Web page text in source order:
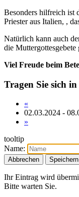
Besonders hilfreich ist
Priester aus Italien, ,
Natürlich kann auch
die Muttergottesgebete
Viel Freude beim
Tragen Sie sich
«
02.03.2024 -
»
tooltip
Name:
Abbrechen Speichern
Ihr Eintrag wird
Bitte warten Sie.